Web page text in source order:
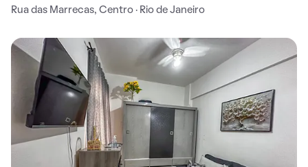
Rua das Marrecas, Centro · Rio de Janeiro